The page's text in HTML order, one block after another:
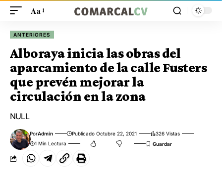
Aa
ANTERIORES
Alboraya inicia las obras del
aparcamiento de la calle Fusters
que prevén mejorar la
circulación en la zona
NULL
PorAdmin Publicado Octubre 22, 2021
326 Vistas
1 Min Lectura